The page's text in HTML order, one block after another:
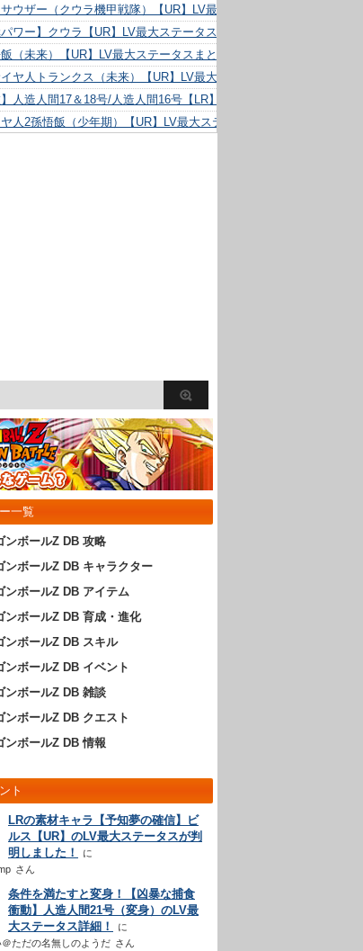
ウザー（クウラ機甲戦隊）【UR】LV最大ステータスまとめ！
ワー】クウラ【UR】LV最大ステータスまとめ！
（未来）【UR】LV最大ステータスまとめ！
ヤ人トランクス（未来）【UR】LV最大ステータスまとめ！
人造人間17＆18号/人造人間16号【LR】LV最大ステータスまとめ！
人2孫悟飯（少年期）【UR】LV最大ステータスまとめ！
リリン【UR】LV最大ステータスまとめ！
造人間16号【UR】LV最大ステータスまとめ！
一覧
ンボールZ DB 攻略
ンボールZ DB キャラクター
ンボールZ DB アイテム
ンボールZ DB 育成・進化
ンボールZ DB スキル
ンボールZ DB イベント
ンボールZ DB 雑談
ンボールZ DB クエスト
ンボールZ DB 情報
ト
LRの素材キャラ【予知夢の確信】ビ
ルス【UR】のLV最大ステータスが判
明しました！
さん
条件を満たすと変身！【凶暴な捕食
衝動】人造人間21号（変身）のLV最
大ステータス詳細！
ただの名無しのようだ さん